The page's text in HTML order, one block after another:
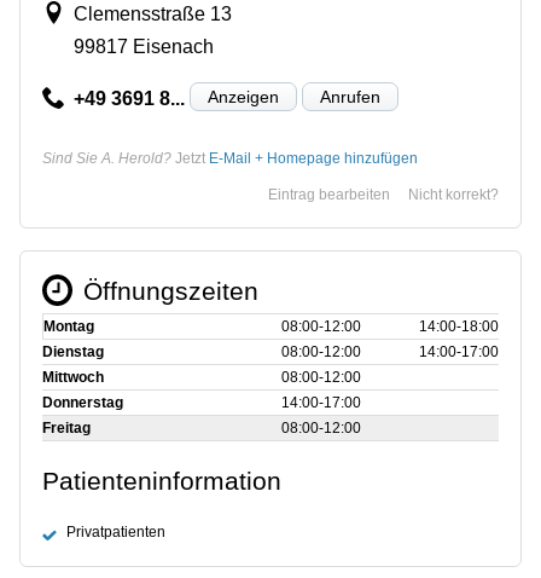
Clemensstraße 13
99817 Eisenach
+49 3691 8... Anzeigen Anrufen
Sind Sie A. Herold? Jetzt E-Mail + Homepage hinzufügen
Nicht korrekt?
Eintrag bearbeiten
Öffnungszeiten
Montag 08:00‑12:00
14:00‑18:00
Dienstag
08:00‑12:00
14:00‑17:00
Mittwoch
08:00‑12:00
Donnerstag
14:00‑17:00
Freitag
08:00‑12:00
Patienteninformation
Privatpatienten